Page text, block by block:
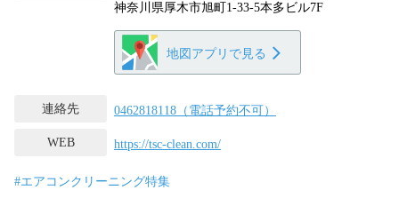
神奈川県厚木市旭町1-33-5本多ビル7F
地図アプリで見る
連絡先 0462818118（電話予約不可）
WEB https://tsc-clean.com/
#エアコンクリーニング特集